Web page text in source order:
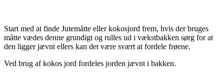
Start med at finde Jutemåtte eller kokosjord frem, hvis der bruges
måtte vædes denne grundigt og rulles ud i vækstbakken sørg for at
den ligger jævnt ellers kan det være svært at fordele frøene.
Ved brug af kokos jord fordeles jorden jævnt i bakken.